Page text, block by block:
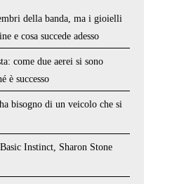
della banda, ma i gioielli
e cosa succede adesso
come due aerei si sono
è successo
bisogno di un veicolo che si
Instinct, Sharon Stone